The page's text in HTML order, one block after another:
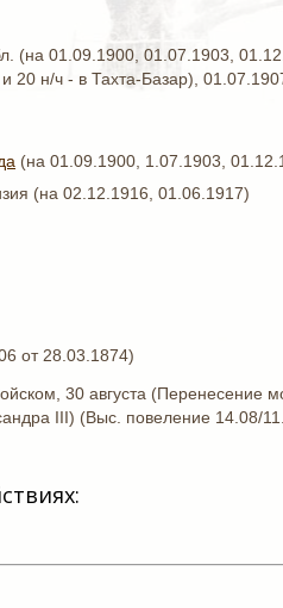
(на 01.09.1900, 01.07.1903,
20 н/ч - в Тахта-Базар),
(на 01.09.1900, 1.07.1903,
(на 02.12.1916, 01.06.1917)
от 28.03.1874)
30 августа (Перенесение
III) (Выс. повеление 14.08/